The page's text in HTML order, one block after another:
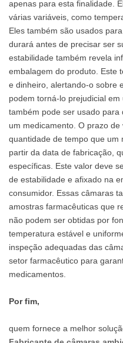
apenas para esta finalidade.
várias variáveis, como
Eles também são usados
durará antes de precisar ser
estabilidade também revela
embalagem do produto. Este
e dinheiro, alertando-o sobre
podem torná-lo prejudicial
também pode ser usado
um medicamento. O prazo
quantidade de tempo que um
partir da data de fabricação,
específicas. Este valor deve
de estabilidade e afixado na
consumidor. Essas câmaras
amostras farmacêuticas que
não podem ser obtidas por
temperatura estável e
inspeção adequadas das
setor farmacêutico para
medicamentos.
Por fim,
quem fornece a melhor